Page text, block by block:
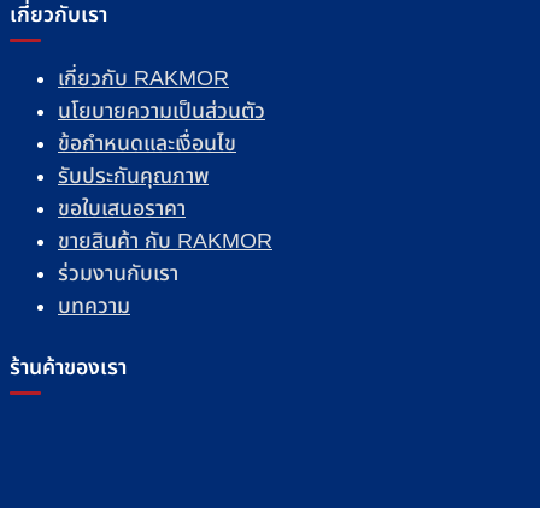
เกี่ยวกับเรา
เกี่ยวกับ RAKMOR
นโยบายความเป็นส่วนตัว
ข้อกำหนดและเงื่อนไข
รับประกันคุณภาพ
ขอใบเสนอราคา
ขายสินค้า กับ RAKMOR
ร่วมงานกับเรา
บทความ
ร้านค้าของเรา